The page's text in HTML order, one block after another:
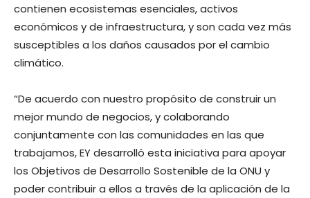
contienen ecosistemas esenciales, activos
económicos y de infraestructura, y son cada vez más
susceptibles a los daños causados por el cambio
climático.
“De acuerdo con nuestro propósito de construir un
mejor mundo de negocios, y colaborando
conjuntamente con las comunidades en las que
trabajamos, EY desarrolló esta iniciativa para apoyar
los Objetivos de Desarrollo Sostenible de la ONU y
poder contribuir a ellos a través de la aplicación de la